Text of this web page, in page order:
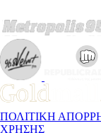
ΠΟΛΙΤΙΚΗ
ΧΡΗΣΗΣ